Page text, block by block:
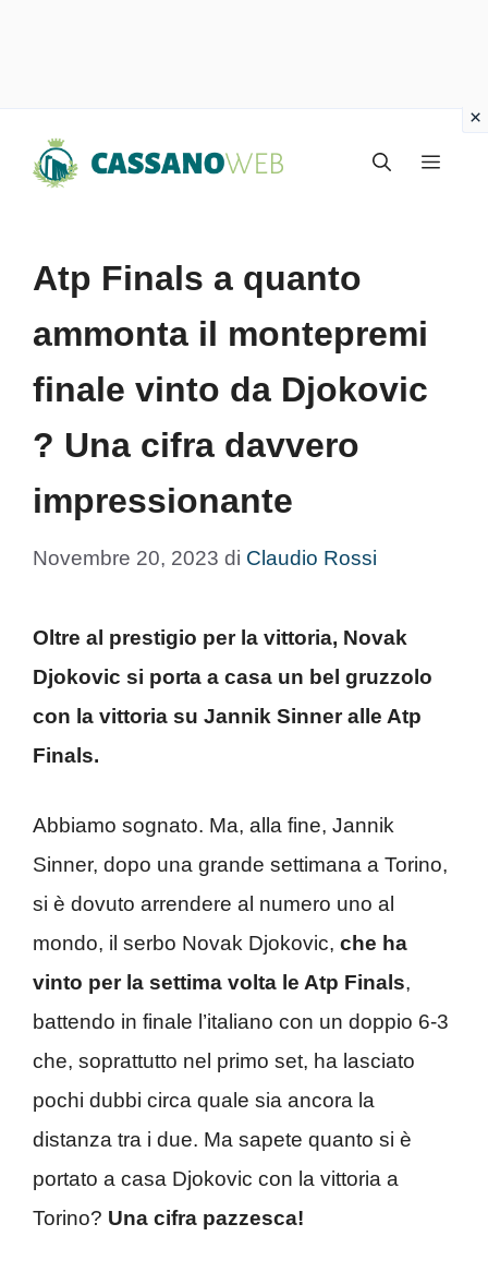
Menu
Atp Finals a quanto
ammonta il montepremi
finale vinto da Djokovic
? Una cifra davvero
impressionante
Novembre 20, 2023 di Claudio Rossi
Oltre al prestigio per la vittoria, Novak
Djokovic si porta a casa un bel gruzzolo
con la vittoria su Jannik Sinner alle Atp
Finals.
Abbiamo sognato. Ma, alla fine, Jannik
Sinner, dopo una grande settimana a Torino,
si è dovuto arrendere al numero uno al
mondo, il serbo Novak Djokovic, che ha
vinto per la settima volta le Atp Finals,
battendo in finale l’italiano con un doppio 6-3
che, soprattutto nel primo set, ha lasciato
pochi dubbi circa quale sia ancora la
distanza tra i due. Ma sapete quanto si è
portato a casa Djokovic con la vittoria a
Torino? Una cifra pazzesca!